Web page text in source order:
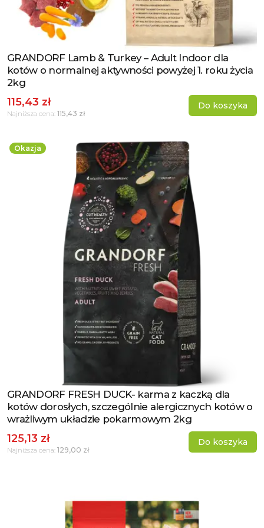
Zobacz produkt
GRANDORF Lamb & Turkey – Adult Indoor dla
kotów o normalnej aktywności powyżej 1. roku życia
2kg
115,43 zł
Najniższa cena: 115,43 zł
Do koszyka
Okazja
Zobacz produkt
GRANDORF FRESH DUCK- karma z kaczką dla
kotów dorosłych, szczególnie alergicznych kotów o
wrażliwym układzie pokarmowym 2kg
125,13 zł
Najniższa cena: 129,00 zł
Do koszyka